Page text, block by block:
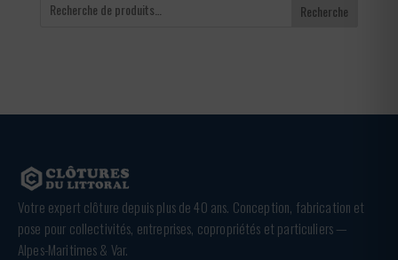
Recherche
Votre expert clôture depuis plus de 40 ans. Conception, fabrication et
pose pour collectivités, entreprises, copropriétés et particuliers —
Alpes-Maritimes & Var.